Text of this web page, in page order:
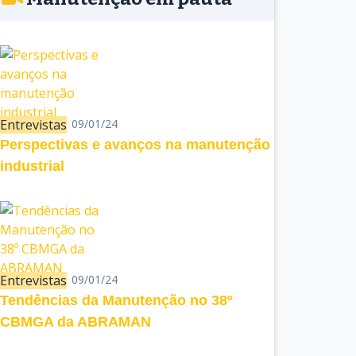
Entrevistas 09/01/24
Perspectivas e avanços na manutenção
industrial
Entrevistas 09/01/24
Tendências da Manutenção no 38º
CBMGA da ABRAMAN